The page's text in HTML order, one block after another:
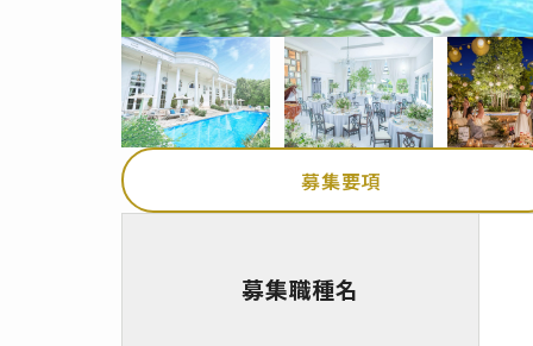
募集要項
募集職種名